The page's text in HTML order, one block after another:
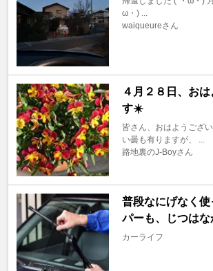
ω・) ...
waiqueureさん
４月２８日、お
す☀️
皆さん、おはようござ
い曇も有りますが、 ...
路地裏のJ-Boyさん
普段なにげなく使
パーも、じつは
カーライフ